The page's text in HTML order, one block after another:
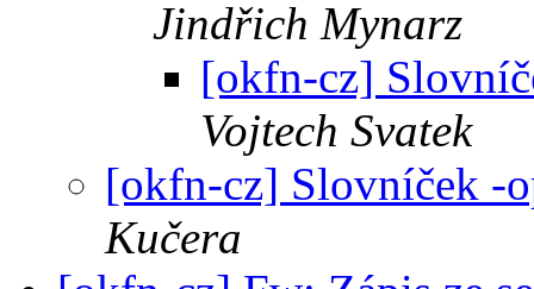
Jindřich Mynarz
[okfn-cz]
Vojtech Svatek
[okfn-cz] Slovníček -
Kučera